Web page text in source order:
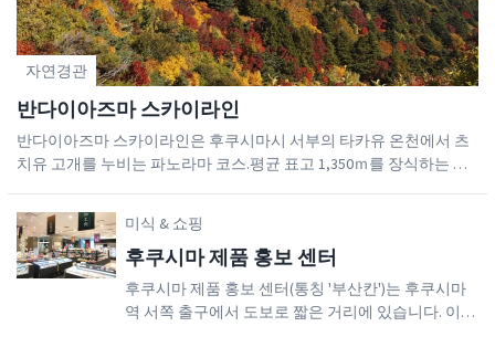
있는 숙소를 찾아보세요. 다음날은 오우치주
쿠 산촌으로 여행을 하면서 과거로 뛰어들 준
비를 하십시오. 여러분은 이곳에서 전통 초가
집이 늘어선 거리를 다니면서 쇼핑도 하고 현
지음식을 먹으며 시간을 보낼 수 있습니다.
마지막으로, 오카와 강이 내려다보이는 아찔
하게 솟은 절벽으로 가득찬 천연기념물인 토
노헤츠리 바위산으로 향합니다. 숨 막히는 주
변 경관을 조망할 수 있는 현수교를 건너보세
요. 이후, 상쾌한 기분으로 차를 타고 신시라
카와 역으로 돌아가 렌터카를 돌려주고, 도쿄
나 다음 행선지로 돌아가시면 됩니다! (후쿠
자연경관
반다이아즈마 스카이라인
반다이아즈마 스카이라인은 후쿠시마시 서부의 타카유 온천에서 츠
치유 고개를 누비는 파노라마 코스.평균 표고 1,350ｍ를 장식하는 절
선」에도 뽑혔습니다.숲속을 달리다가 갑자기 화강암 암반이 노출된
황량한 풍경이 눈앞에 펼쳐 져, 웅대한 그 풍경에 압도 당하고말 것입
니다.연도에는 이밖에도 「츠바쿠로다니」와 「텐구노 니와」 등 작
가 이노우에 야스시 씨가 명명한 8개 명승 「아즈마 팔경」이 펼쳐 져
있습니다. 중간지점에 위치해 있는 죠도다이라에는 잇사이쿄, 아즈마
코후지 등의 트레킹코스가 있어, 고산식물의 예쁜 꽃들도 직접 관찰
미식 & 쇼핑
후쿠시마 제품 홍보 센터
후쿠시마 제품 홍보 센터(통칭 '부산칸')는 후쿠시마
역 서쪽 출구에서 도보로 짧은 거리에 있습니다. 이